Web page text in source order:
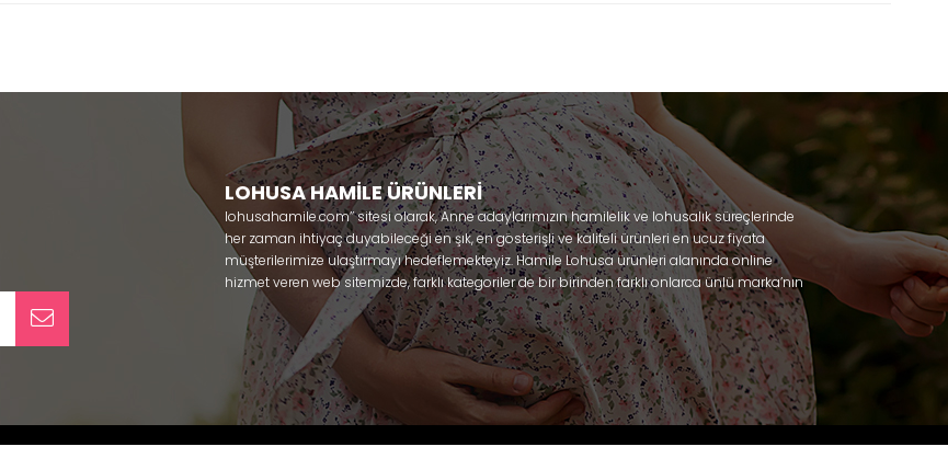
LOHUSA HAMİLE ÜRÜNLERİ
lohusahamile.com’’ sitesi olarak, Anne adaylarımızın hamilelik ve lohusalık süreçlerinde
her zaman ihtiyaç duyabileceği en şık, en gösterişli ve kaliteli ürünleri en ucuz fiyata
müşterilerimize ulaştırmayı hedeflemekteyiz. Hamile Lohusa ürünleri alanında online
hizmet veren web sitemizde, farklı kategoriler de bir birinden farklı onlarca ünlü marka’nın
ürünlerine sadece bir tık uzaklıkta olacaksınız. Hem hamilelik öncesi hem doğum sonrası
kullanabileceğiniz ürünler ile gebelik döneminizi huzur içinde geçirmenize yardımcı
olmaya çalışmaktayız. Annelerimizin ihtiyaç duydukları lohusa pijama, lohusa gecelik,
lohusa sabahlık, hamile pijama, hamile gecelik, Emzirme sütyeni, Emzirme atleti, Lohusa
taç ve terlik gibi ürünleri bir çok model seçenekleriyle bir birinden güzel kombinler
yaparak güven içinde satın alabiliriniz. Sitemiz üzerinden satın alabileceğiniz;Effortt